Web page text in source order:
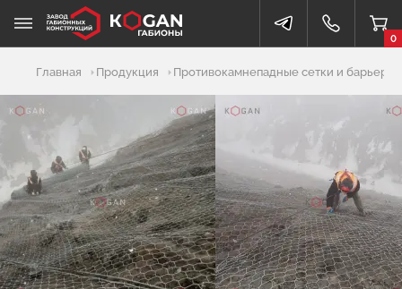
0
Добавлено в корзину
Главная Продукция Противокамнепадные сетки и барьеры